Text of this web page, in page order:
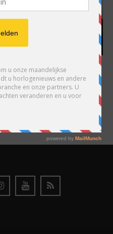
Een horlogeliefhebber en
al decennia teruggaat. Voor
net als de oneindige interesse in